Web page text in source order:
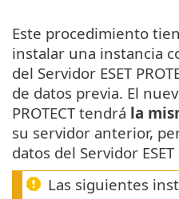
Este procedimiento
instalar una instancia
del Servidor ESET
de datos previa. El
PROTECT tendrá la
su servidor anterior,
datos del Servidor ESET
Las siguientes